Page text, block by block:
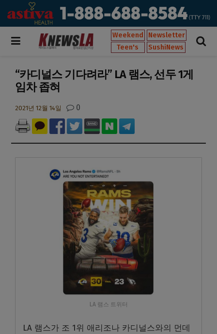
Weekend
Newsletter
Teen's
SushiNews
“카디널스 기다려라” LA 램스, 선두 1게
임차 좁혀
2021년 12월 14일 0
LA 램스 트위터
LA 램스가 조 1위 애리조나 카디널스와의 먼데